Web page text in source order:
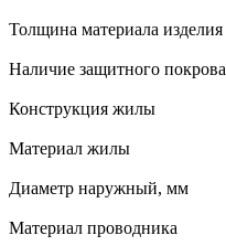
Толщина материала изделия
Наличие защитного покрова
Конструкция жилы
Материал жилы
Диаметр наружный, мм
Материал проводника